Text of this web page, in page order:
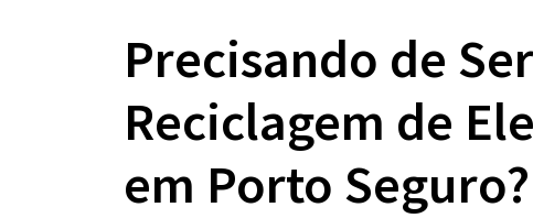
Precisando de
Reciclagem de
em Porto Seguro?